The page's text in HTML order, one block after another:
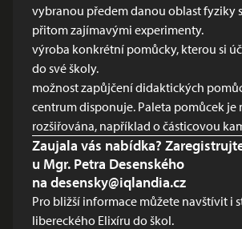
vybranou předem danou oblast fyziky
přitom zajímavými experimenty.
výroba konkrétní pomůcky, kterou si
do své školy.
možnost zapůjčení didaktických
centrum disponuje. Paleta pomůcek je
rozšiřována, například o částicovou
Zaujala vás nabídka?
u Mgr. Petra Desenského
na desensky@iqlandia.cz
Pro bližší informace můžete navštívit i
libereckého Elixíru do škol.